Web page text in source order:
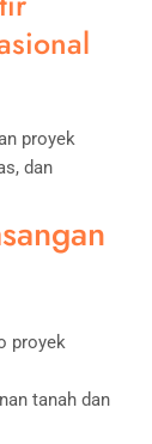
proyek
dan
proyek
tanah dan